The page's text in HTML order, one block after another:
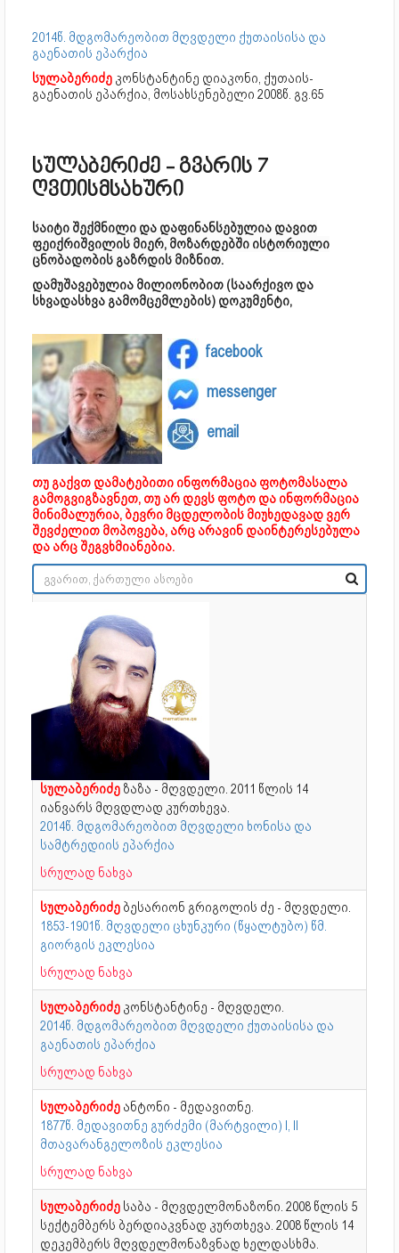
2014წ. მდგომარეობით მღვდელი ქუთაისისა და
გაენათის ეპარქია
სულაბერიძე კონსტანტინე დიაკონი, ქუთაის-
გაენათის ეპარქია, მოსახსენებელი 2008წ. გვ.65
სულაბერიძე - გვარის 7
ღვთისმსახური
საიტი შექმნილი და დაფინანსებულია დავით
ფეიქრიშვილის მიერ, მოზარდებში ისტორიული
ცნობადობის გაზრდის მიზნით.
დამუშავებულია მილიონობით (საარქივო და
სხვადასხვა გამომცემლების) დოკუმენტი,
facebook
messenger
email
თუ გაქვთ დამატებითი ინფორმაცია ფოტომასალა
გამოგვიგზავნეთ, თუ არ დევს ფოტო და ინფორმაცია
მინიმალურია, ბევრი მცდელობის მიუხედავად ვერ
შევძელით მოპოვება, არც არავინ დაინტერესებულა
და არც შეგვხმიანებია.
სულაბერიძე ზაზა - მღვდელი. 2011 წლის 14
იანვარს მღვდლად კურთხევა.
2014წ. მდგომარეობით მღვდელი ხონისა და
სამტრედიის ეპარქია
სრულად ნახვა
სულაბერიძე ბესარიონ გრიგოლის ძე - მღვდელი.
1853-1901წ. მღვდელი ცხუნკური (წყალტუბო) წმ.
გიორგის ეკლესია
სრულად ნახვა
სულაბერიძე კონსტანტინე - მღვდელი.
2014წ. მდგომარეობით მღვდელი ქუთაისისა და
გაენათის ეპარქია
სრულად ნახვა
სულაბერიძე ანტონი - მედავითნე.
1877წ. მედავითნე გურძემი (მარტვილი) I, II
მთავარანგელოზის ეკლესია
სრულად ნახვა
სულაბერიძე საბა - მღვდელმონაზონი. 2008 წლის 5
სექტემბერს ბერდიაკვნად კურთხევა. 2008 წლის 14
დეკემბერს მღვდელმონაზვნად ხელდასხმა.